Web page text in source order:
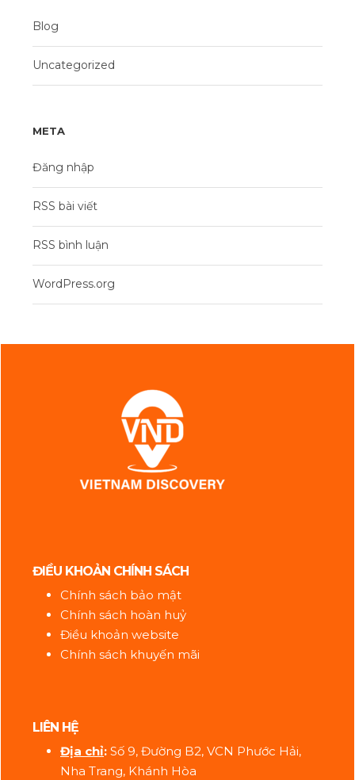
Blog
Uncategorized
META
Đăng nhập
RSS bài viết
RSS bình luận
WordPress.org
ĐIỀU KHOẢN CHÍNH SÁCH
Chính sách bảo mật
Chính sách hoàn huỷ
Điều khoản website
Chính sách khuyến mãi
LIÊN HỆ
Địa chỉ: Số 9, Đường B2, VCN Phước Hải,
Nha Trang, Khánh Hòa